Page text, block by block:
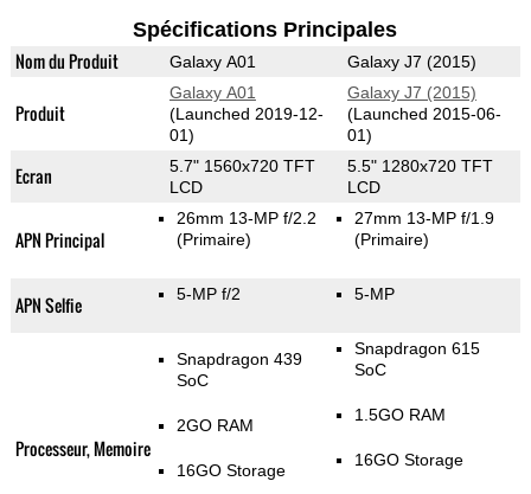
Spécifications Principales
Nom du Produit Galaxy A01 Galaxy J7 (2015)
Produit
Galaxy A01
(Launched 2019-12-
01)
Galaxy J7 (2015)
(Launched 2015-06-
01)
Ecran
5.7" 1560x720 TFT
LCD
5.5" 1280x720 TFT
LCD
APN Principal
26mm 13-MP f/2.2
(Primaire)
27mm 13-MP f/1.9
(Primaire)
APN Selfie 5-MP f/2 5-MP
Processeur, Memoire
Snapdragon 439
SoC
2GO RAM
16GO Storage
Snapdragon 615
SoC
1.5GO RAM
16GO Storage